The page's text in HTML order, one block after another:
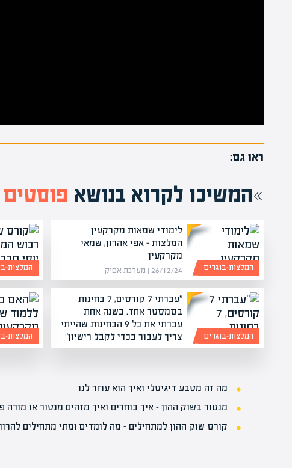
ראו גם:
המשיכו לקרוא בנושא
לימודי שמאות מקרקעין
המלצות – אפי אהרון, שמאי
מקרקעין
26/12/24 | מערכת אפיק המלצות-בוגרים המלצות-
"עברתי 7 קורסים, 7 בחינות
בסמסטר אחד. בשנה אחת
עברתי את כל 9 הבחינות שהייתי
צריך לעבור בכדי לקבל רישיון"
המלצות-בוגרים המלצות-
מה זה מטבע דיגיטלי ואיך הוא עוזר לנו
מנטור בשוק ההון – איך בוחרים ואיך מזהים מנטור או
קורס שוק ההון למתחילים – מה לומדים ומתי מתחילים